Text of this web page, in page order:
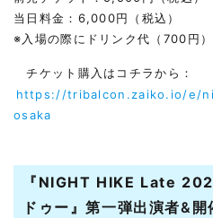
当日料金：6,000円（税込）
※入場の際にドリンク代（700円
チケット購入はコチラから：
https://tribalcon.zaiko.io/e/
osaka
『NIGHT HIKE Late
ドゥー』第一弾出演者&開